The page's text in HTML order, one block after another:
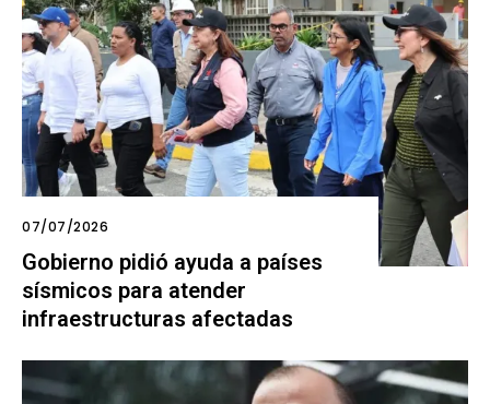
07/07/2026
Gobierno pidió ayuda a países
sísmicos para atender
infraestructuras afectadas